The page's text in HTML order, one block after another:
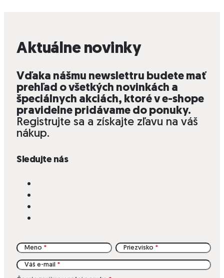
Aktuálne novinky
Vďaka nášmu newslettru budete mať
prehľad o všetkých novinkách a
špeciálnych akciách, ktoré v e-shope
pravidelne pridávame do ponuky.
Registrujte sa a získajte zľavu na váš
nákup.
Sledujte nás
Meno Priezvisko
Váš e-mail